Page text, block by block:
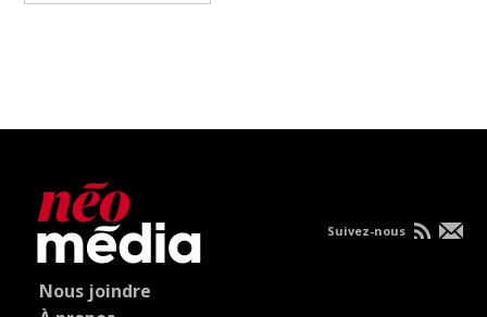
Nous joindre
Suivez-nous